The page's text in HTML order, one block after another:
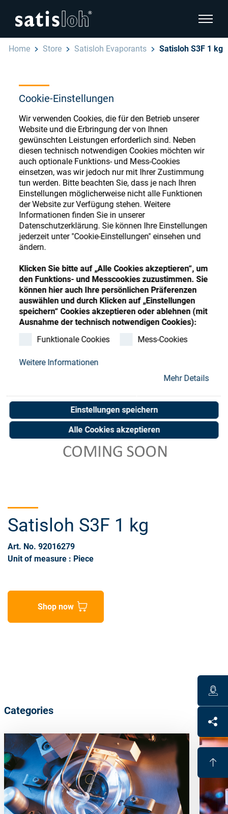
Cookie-Einstellungen
Wir verwenden Cookies, die für den Betrieb unserer
Website und die Erbringung der von Ihnen
gewünschten Leistungen erforderlich sind. Neben
diesen technisch notwendigen Cookies möchten wir
auch optionale Funktions- und Mess-Cookies
einsetzen, was wir jedoch nur mit Ihrer Zustimmung
tun werden. Bitte beachten Sie, dass je nach Ihren
Einstellungen möglicherweise nicht alle Funktionen
der Website zur Verfügung stehen. Weitere
Informationen finden Sie in unserer
Datenschutzerklärung. Sie können Ihre Einstellungen
jederzeit unter "Cookie-Einstellungen" einsehen und
ändern.
Klicken Sie bitte auf „Alle Cookies akzeptieren“, um
den Funktions- und Messcookies zuzustimmen. Sie
können hier auch Ihre persönlichen Präferenzen
auswählen und durch Klicken auf „Einstellungen
speichern“ Cookies akzeptieren oder ablehnen (mit
Ausnahme der technisch notwendigen Cookies):
Funktionale Cookies
Mess-Cookies
Weitere Informationen
Mehr Details
Einstellungen speichern
Alle Cookies akzeptieren
Deutsch
Brillenoptik
Feinoptik
Über uns
Karriere
Kontakt
Store
Seitennavigation verbergen
Español
汉语
Français
Home Store Satisloh Evaporants Satisloh S3F 1 kg
Ophthalmic Consumables
Store
Register or Sign-in to access your accounts
and explore our wide range of ophthalmic
consumables
Register Sign-In
Satisloh S3F 1 kg
Art. No. 92016279
Unit of measure : Piece
Shop now
Categories